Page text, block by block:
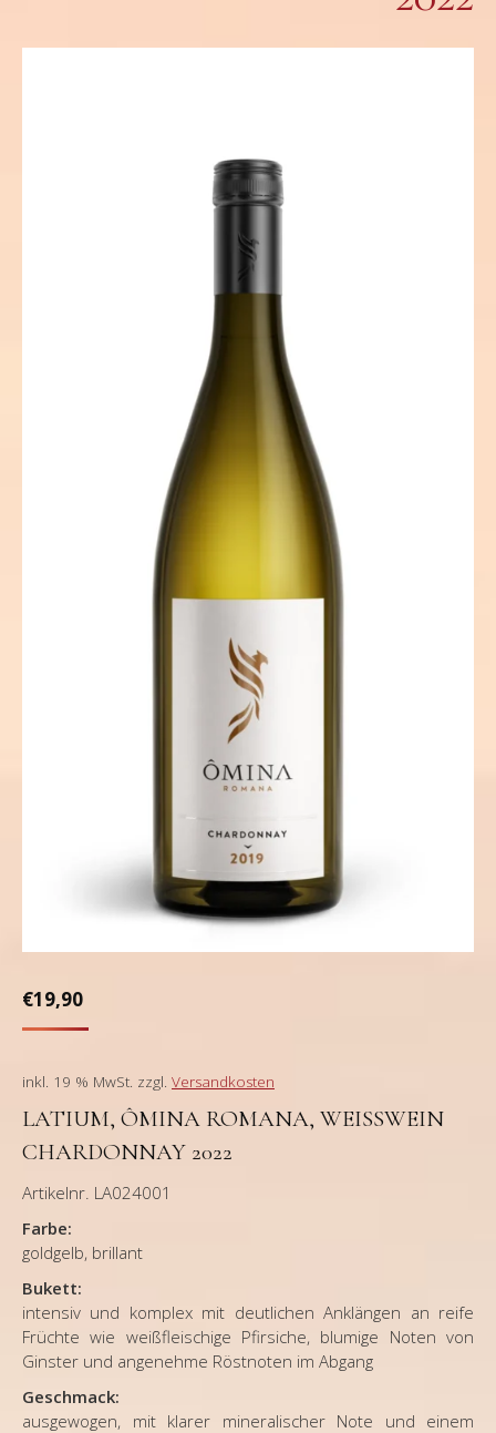
€19,90
inkl. 19 % MwSt. zzgl. Versandkosten
LATIUM, ÔMINA ROMANA, WEISSWEIN C
HARDONNAY 2022
Artikelnr. LA024001
Farbe:
goldgelb, brillant
Bukett:
intensiv und komplex mit deutlichen Anklängen an reife
Früchte wie weißfleischige Pfirsiche, blumige Noten von
Ginster und angenehme Röstnoten im Abgang
Geschmack:
ausgewogen, mit klarer mineralischer Note und einem